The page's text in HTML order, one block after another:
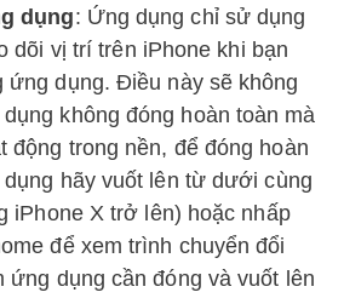
dụng: Ứng dụng chỉ sử dụng
dõi vị trí trên iPhone khi bạn
ứng dụng. Điều này sẽ không
không đóng hoàn toàn mà
động trong nền, để đóng hoàn
hãy vuốt lên từ dưới cùng
iPhone X trở lên) hoặc nhấp
để xem trình chuyển đổi
ứng dụng cần đóng và vuốt lên